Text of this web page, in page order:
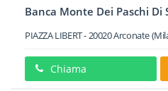
Banca Monte Dei Paschi Di
PIAZZA LIBERT-20020Arconate
Chiama